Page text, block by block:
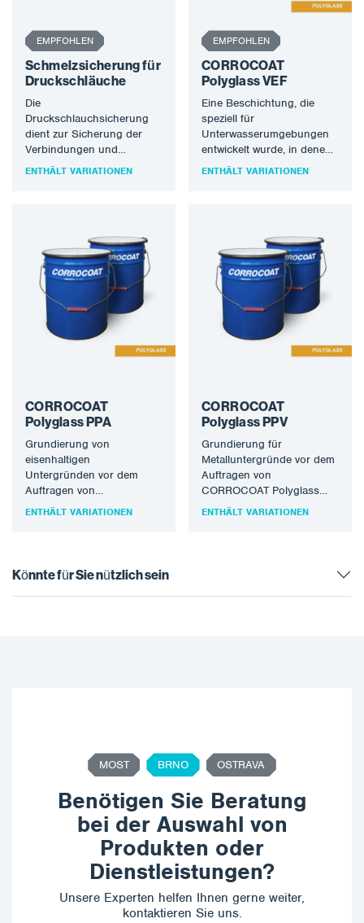
EMPFOHLEN
Schmelzsicherung für
Druckschläuche
Die
Druckschlauchsicherung
dient zur Sicherung der
Verbindungen und
Anschlüsse von
werden an den
Schlauchanschlüssen…
ENTHÄLT VARIATIONEN
EMPFOHLEN
CORROCOAT
Polyglass VEF
Eine Beschichtung, die
speziell für
Unterwasserumgebungen
entwickelt wurde, in denen
eine perfekte chemische
ENTHÄLT VARIATIONEN
CORROCOAT
Polyglass PPA
Grundierung von
eisenhaltigen
Untergründen vor dem
Auftragen von
CORROCOAT Polyglass
ENTHÄLT VARIATIONEN
CORROCOAT
Polyglass PPV
Grundierung für
Metalluntergründe vor dem
Auftragen von
CORROCOAT Polyglass
oder CORROCOAT
ENTHÄLT VARIATIONEN
Könnte für Sie nützlich sein
MOST BRNO OSTRAVA
Benötigen Sie Beratung
bei der Auswahl von
Produkten oder
Dienstleistungen?
Unsere Experten helfen Ihnen gerne weiter,
kontaktieren Sie uns.